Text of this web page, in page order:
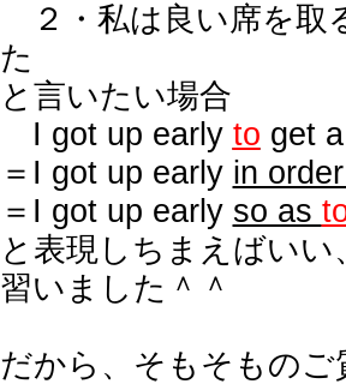
２・私は良い席を取
た
と言いたい場合
I got up early to get
＝I got up early in
＝I got up early so as
と表現しちまえばい
習いました＾＾
だから、そもそものご